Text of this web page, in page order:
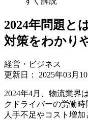
2024年問題と
対策をわかり
経営・ビジネス
更新日： 2025年03月10
2024年4月、物流業界
クドライバーの労働
人手不足やコスト増